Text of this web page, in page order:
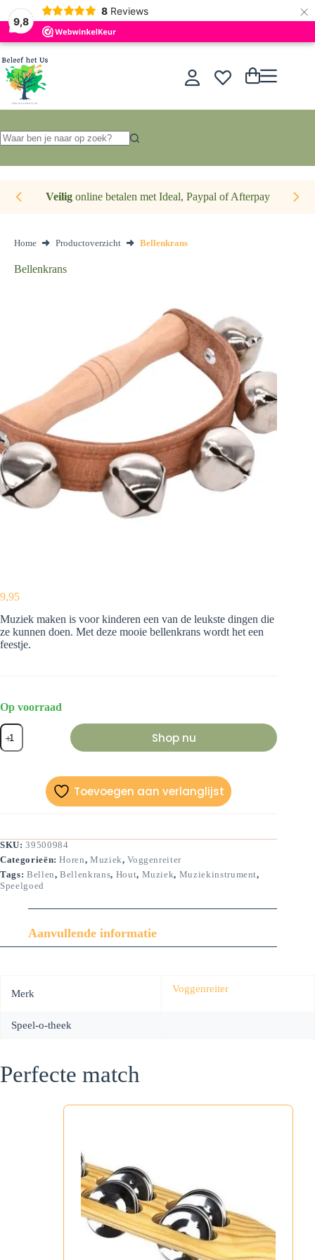
9,8
8 Reviews ×
Ga
naar
de
inhoud
Winkelwagen
resultaten
Veiligonline betalen met Ideal, Paypal of Afterpay
Home Productoverzicht Bellenkrans
Bellenkrans
9,95
Muziek maken is voor kinderen een van de leukste dingen die
ze kunnen doen. Met deze mooie bellenkrans wordt het een
feestje.
Op voorraad
Bellenkrans
aantal
Shop nu
Toevoegen aan verlanglijst
SKU:39500984
Categorieën:Horen,Muziek,Voggenreiter
Tags: Bellen,Bellenkrans, Hout, Muziek, Muziekinstrument,
Speelgoed
Aanvullende informatie
Merk Voggenreiter
Speel-o-theek
Perfecte match